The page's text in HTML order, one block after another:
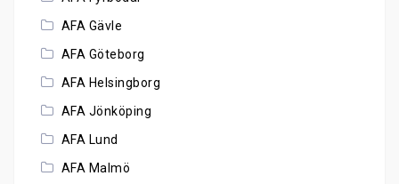
AFA Gävle
AFA Göteborg
AFA Helsingborg
AFA Jönköping
AFA Lund
AFA Malmö